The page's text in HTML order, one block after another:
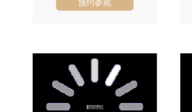
安亭瑞仕华庭
拥逾2400亩上海罕见大型绿地，高端醇
熟大社区环境，汇集了十余家中外各大
银行、知名中西餐饮、时尚娱乐休闲、
幼儿至大学知名教育、医疗以及其他高
档生活配套，大社区环境相当纯熟。
预约参观